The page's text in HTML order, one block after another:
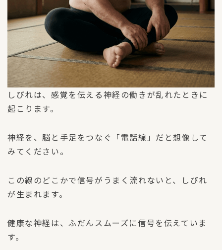
しびれは、感覚を伝える神経の働きが乱れたときに
起こります。
神経を、脳と手足をつなぐ「電話線」だと想像して
みてください。
この線のどこかで信号がうまく流れないと、しびれ
が生まれます。
健康な神経は、ふだんスムーズに信号を伝えていま
す。